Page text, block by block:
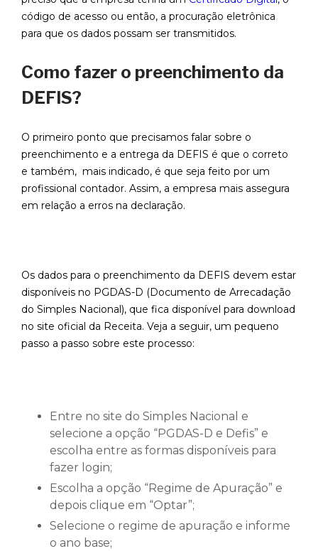
código de acesso ou então, a procuração eletrônica
para que os dados possam ser transmitidos.
Como fazer o preenchimento da
DEFIS?
O primeiro ponto que precisamos falar sobre o
preenchimento e a entrega da DEFIS é que o correto
e também, mais indicado, é que seja feito por um
profissional contador. Assim, a empresa mais assegura
em relação a erros na declaração.
Os dados para o preenchimento da DEFIS devem estar
disponíveis no PGDAS-D (Documento de Arrecadação
do Simples Nacional), que fica disponível para download
no site oficial da Receita. Veja a seguir, um pequeno
passo a passo sobre este processo:
Entre no site do Simples Nacional e
selecione a opção “PGDAS-D e Defis” e
escolha entre as formas disponíveis para
fazer login;
Escolha a opção “Regime de Apuração” e
depois clique em “Optar”;
Selecione o regime de apuração e informe
o ano base;